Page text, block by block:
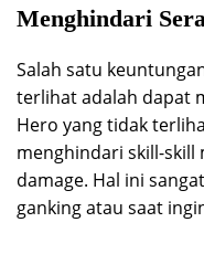
Menghindari
Salah satu
terlihat adalah dapat
Hero yang tidak
menghindari skill-skill
damage. Hal ini
ganking atau saat